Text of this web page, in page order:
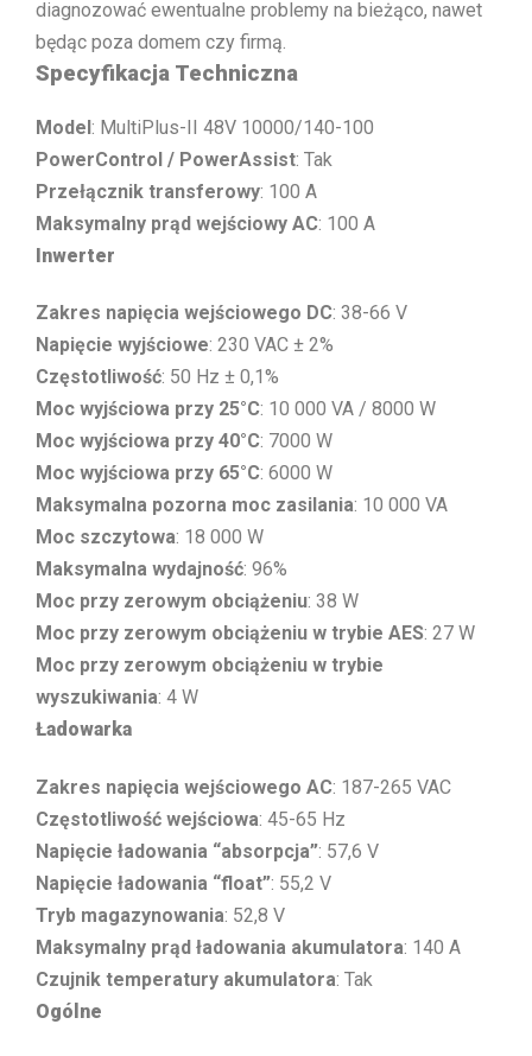
diagnozować ewentualne problemy na bieżąco, nawet
będąc poza domem czy firmą.
Specyfikacja Techniczna
Model : MultiPlus-II 48V 10000/140-100
PowerControl / PowerAssist: Tak
Przełącznik transferowy: 100 A
Maksymalny prąd wejściowy AC: 100 A
Inwerter
Zakres napięcia wejściowego DC: 38-66 V
Napięcie wyjściowe: 230 VAC ± 2%
Częstotliwość: 50 Hz ± 0,1%
Moc wyjściowa przy 25°C: 10 000 VA / 8000 W
Moc wyjściowa przy 40°C: 7000 W
Moc wyjściowa przy 65°C: 6000 W
Maksymalna pozorna moc zasilania: 10 000 VA
Moc szczytowa: 18 000 W
Maksymalna wydajność: 96%
Moc przy zerowym obciążeniu: 38 W
Moc przy zerowym obciążeniu w trybie AES: 27 W
Moc przy zerowym obciążeniu w trybie
wyszukiwania: 4 W
Ładowarka
Zakres napięcia wejściowego AC: 187-265 VAC
Częstotliwość wejściowa: 45-65 Hz
Napięcie ładowania “absorpcja”: 57,6 V
Napięcie ładowania “float”: 55,2 V
Tryb magazynowania: 52,8 V
Maksymalny prąd ładowania akumulatora: 140 A
Czujnik temperatury akumulatora: Tak
Ogólne